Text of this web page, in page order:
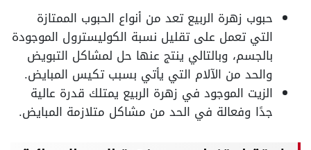
حبوب زهرة الربيع تعد من أنواع الحبوب الممتازة
التي تعمل على تقليل نسبة الكوليسترول الموجودة
بالجسم، وبالتالي ينتج عنها حل لمشاكل التبويض
والحد من الآلام التي يأتي بسبب تكيس المبايض.
الزيت الموجود في زهرة الربيع يمتلك قدرة عالية
جدًا وفعالة في الحد من مشاكل متلازمة المبايض.